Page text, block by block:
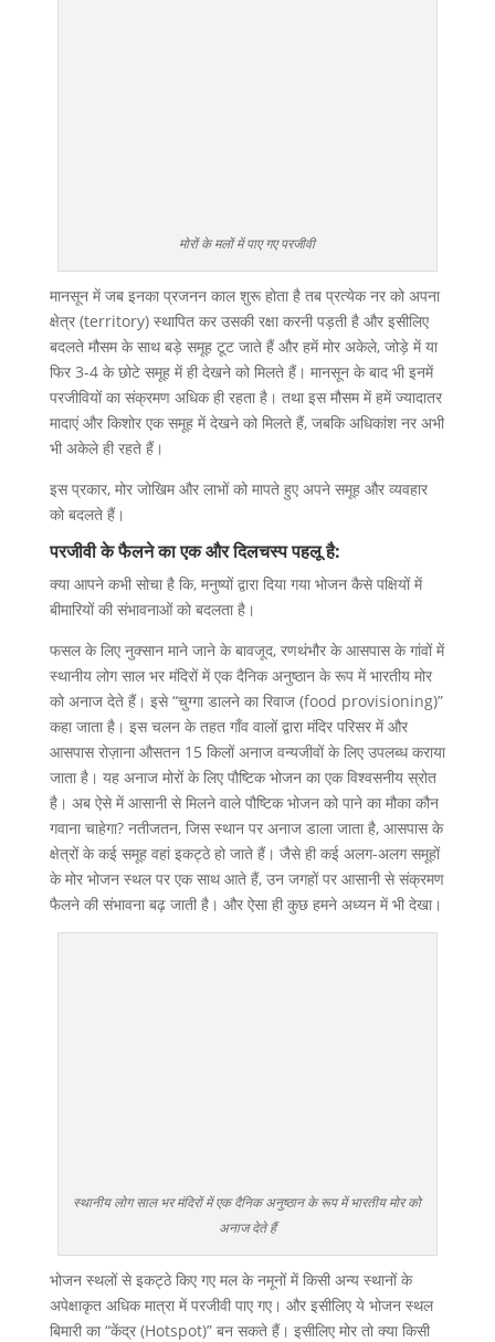
मोरों के मलों में पाए गए परजीवी
मानसून में जब इनका प्रजनन काल शुरू होता है तब प्रत्येक नर को अपना
क्षेत्र (territory) स्थापित कर उसकी रक्षा करनी पड़ती है और इसीलिए
बदलते मौसम के साथ बड़े समूह टूट जाते हैं और हमें मोर अकेले, जोड़े में या
फिर 3-4 के छोटे समूह में ही देखने को मिलते हैं। मानसून के बाद भी इनमें
परजीवियों का संक्रमण अधिक ही रहता है। तथा इस मौसम में हमें ज्यादातर
मादाएं और किशोर एक समूह में देखने को मिलते हैं, जबकि अधिकांश नर अभी
भी अकेले ही रहते हैं।
इस प्रकार, मोर जोखिम और लाभों को मापते हुए अपने समूह और व्यवहार
को बदलते हैं।
परजीवी के फैलने का एक और दिलचस्प पहलू है:
क्या आपने कभी सोचा है कि, मनुष्यों द्वारा दिया गया भोजन कैसे पक्षियों में
बीमारियों की संभावनाओं को बदलता है।
फसल के लिए नुक्सान माने जाने के बावजूद, रणथंभौर के आसपास के गांवों में
स्थानीय लोग साल भर मंदिरों में एक दैनिक अनुष्ठान के रूप में भारतीय मोर
को अनाज देते हैं। इसे “चुग्गा डालने का रिवाज (food provisioning)”
कहा जाता है। इस चलन के तहत गाँव वालों द्वारा मंदिर परिसर में और
आसपास रोज़ाना औसतन 15 किलों अनाज वन्यजीवों के लिए उपलब्ध कराया
जाता है। यह अनाज मोरों के लिए पौष्टिक भोजन का एक विश्वसनीय स्रोत
है। अब ऐसे में आसानी से मिलने वाले पौष्टिक भोजन को पाने का मौका कौन
गवाना चाहेगा? नतीजतन, जिस स्थान पर अनाज डाला जाता है, आसपास के
क्षेत्रों के कई समूह वहां इकट्ठे हो जाते हैं। जैसे ही कई अलग-अलग समूहों
के मोर भोजन स्थल पर एक साथ आते हैं, उन जगहों पर आसानी से संक्रमण
फैलने की संभावना बढ़ जाती है। और ऐसा ही कुछ हमने अध्यन में भी देखा।
स्थानीय लोग साल भर मंदिरों में एक दैनिक अनुष्ठान के रूप में भारतीय मोर को
अनाज देते हैं
भोजन स्थलों से इकट्ठे किए गए मल के नमूनों में किसी अन्य स्थानों के
अपेक्षाकृत अधिक मात्रा में परजीवी पाए गए। और इसीलिए ये भोजन स्थल
बिमारी का “केंद्र (Hotspot)” बन सकते हैं। इसीलिए मोर तो क्या किसी